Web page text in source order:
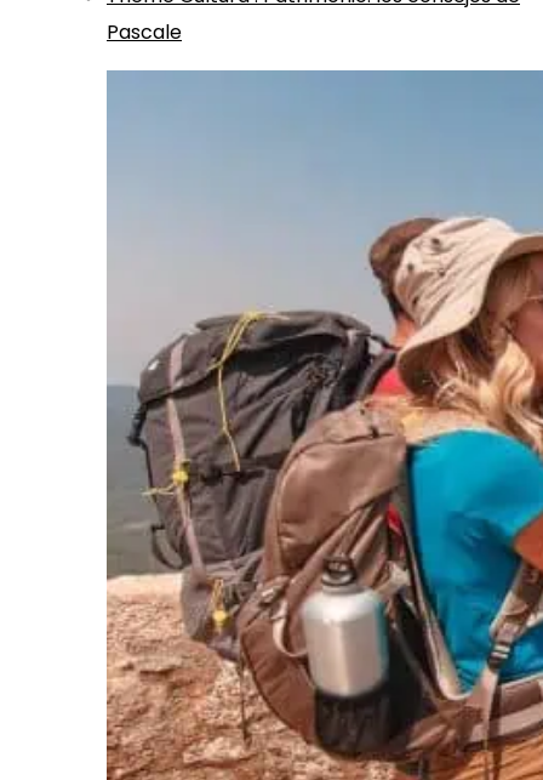
Pascale